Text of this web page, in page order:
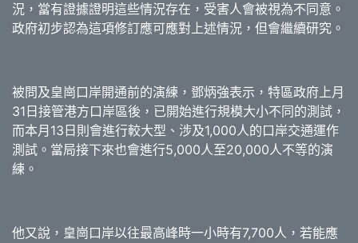
況，當有證據證明這些情況存在，受害人會被視為不同意。
政府初步認為這項修訂應可應對上述情況，但會繼續研究。
被問及皇崗口岸開通前的演練，鄧炳強表示，特區政府上月
31日接管港方口岸區後，已開始進行規模大小不同的測試，
而本月13日則會進行較大型、涉及1,000人的口岸交通運作
測試。當局接下來也會進行5,000人至20,000人不等的演
練。
他又說，皇崗口岸以往最高峰時一小時有7,700人，若能應